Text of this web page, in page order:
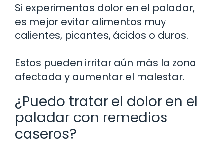
Si experimentas dolor en el paladar,
es mejor evitar alimentos muy
calientes, picantes, ácidos o duros.
Estos pueden irritar aún más la zona
afectada y aumentar el malestar.
¿Puedo tratar el dolor en el
paladar con remedios
caseros?